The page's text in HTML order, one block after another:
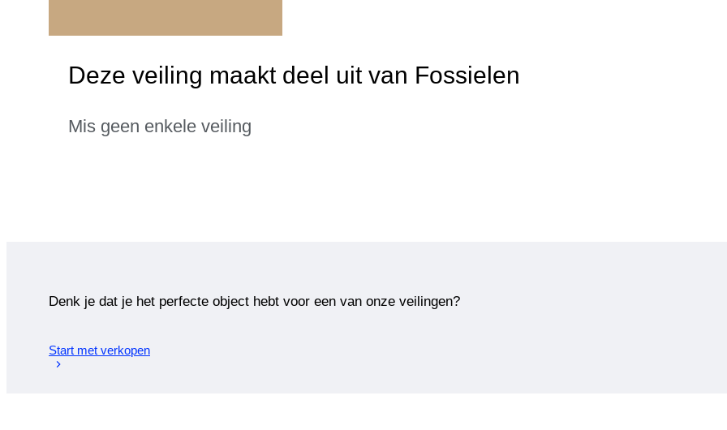
Deze veiling maakt deel uit van Fossielen
Mis geen enkele veiling
Denk je dat je het perfecte object hebt voor een van onze veilingen?
Start met verkopen